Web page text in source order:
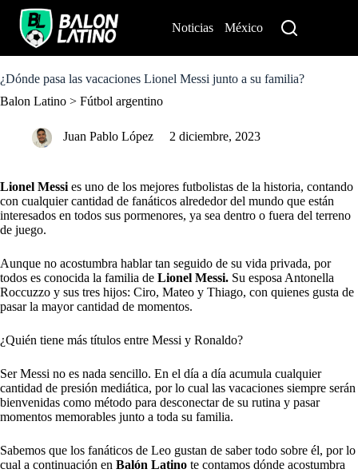
o
o
Noticias México
¿Dónde pasa las vacaciones Lionel Messi junto a su familia?
Balon Latino > Fútbol argentino
Juan Pablo López 2 diciembre, 2023
Lionel Messi es uno de los mejores futbolistas de la historia, contando
con cualquier cantidad de fanáticos alrededor del mundo que están
interesados en todos sus pormenores, ya sea dentro o fuera del terreno
de juego.
Aunque no acostumbra hablar tan seguido de su vida privada, por
todos es conocida la familia de Lionel Messi. Su esposa Antonella
Roccuzzo y sus tres hijos: Ciro, Mateo y Thiago, con quienes gusta de
pasar la mayor cantidad de momentos.
¿Quién tiene más títulos entre Messi y Ronaldo?
Ser Messi no es nada sencillo. En el día a día acumula cualquier
cantidad de presión mediática, por lo cual las vacaciones siempre serán
bienvenidas como método para desconectar de su rutina y pasar
momentos memorables junto a toda su familia.
Sabemos que los fanáticos de Leo gustan de saber todo sobre él, por lo
cual a continuación en Balón Latino te contamos dónde acostumbra